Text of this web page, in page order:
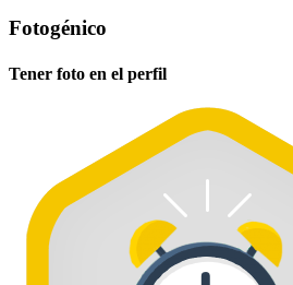
Fotogénico
Tener foto en el perfil